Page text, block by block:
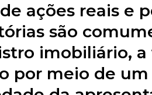
ações reais e
são
imobiliário,
por meio de